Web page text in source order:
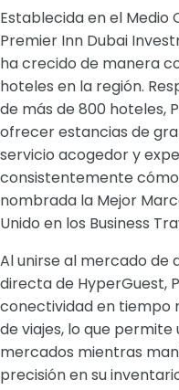
Establecida en el
Premier Inn Dubai
ha crecido de manera
hoteles en la región.
de más de 800 hoteles,
ofrecer estancias de
servicio acogedor y
consistentemente
nombrada la Mejor
Unido en los Business
Al unirse al mercado de
directa de HyperGuest,
conectividad en tiempo
de viajes, lo que
mercados mientras
precisión en su